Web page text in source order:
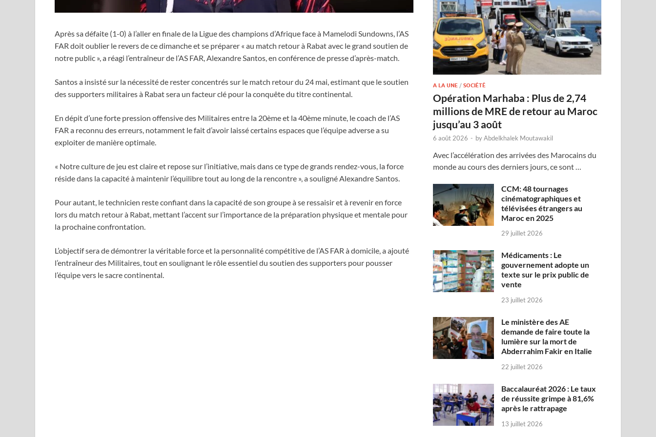
Après sa défaite (1-0) à l’aller en finale de la Ligue des champions d’Afrique face à Mamelodi Sundowns, l’AS
FAR doit oublier le revers de ce dimanche et se préparer « au match retour à Rabat avec le grand soutien de
notre public », a réagi l’entraîneur de l’AS FAR, Alexandre Santos, en conférence de presse d’après-match.
Santos a insisté sur la nécessité de rester concentrés sur le match retour du 24 mai, estimant que le soutien
des supporters militaires à Rabat sera un facteur clé pour la conquête du titre continental.
En dépit d’une forte pression offensive des Militaires entre la 20ème et la 40ème minute, le coach de l’AS
FAR a reconnu des erreurs, notamment le fait d’avoir laissé certains espaces que l’équipe adverse a su
exploiter de manière optimale.
« Notre culture de jeu est claire et repose sur l’initiative, mais dans ce type de grands rendez-vous, la force
réside dans la capacité à maintenir l’équilibre tout au long de la rencontre », a souligné Alexandre Santos.
Pour autant, le technicien reste confiant dans la capacité de son groupe à se ressaisir et à revenir en force
lors du match retour à Rabat, mettant l’accent sur l’importance de la préparation physique et mentale pour
la prochaine confrontation.
L’objectif sera de démontrer la véritable force et la personnalité compétitive de l’AS FAR à domicile, a ajouté
l’entraîneur des Militaires, tout en soulignant le rôle essentiel du soutien des supporters pour pousser
l’équipe vers le sacre continental.
A LA UNE /SOCIÉTÉ
Opération Marhaba : Plus de 2,74
millions de MRE de retour au Maroc
jusqu’au 3 août
6 août 2026 - byAbdelkhalek Moutawakil
Avec l’accélération des arrivées des Marocains du
monde au cours des derniers jours, ce sont …
CCM: 48 tournages
cinématographiques et
télévisées étrangers au
Maroc en 2025
29 juillet 2026
Médicaments : Le
gouvernement adopte un
texte sur le prix public de
vente
23 juillet 2026
Le ministère des AE
demande de faire toute la
lumière sur la mort de
Abderrahim Fakir en Italie
22 juillet 2026
Baccalauréat 2026 : Le taux
de réussite grimpe à 81,6%
après le rattrapage
13 juillet 2026